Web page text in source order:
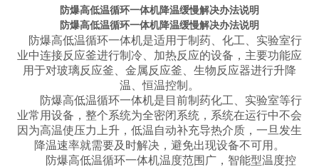
防爆高低温循环一体机降温缓慢解决办法说明
防爆高低温循环一体机降温缓慢解决办法说明
防爆高低温循环一体机是适用于制药、化工、实验室行
业中连接反应釜进行制冷、加热反应的设备，主要功能应
用于对玻璃反应釜、金属反应釜、生物反应器进行升降
温、恒温控制。
防爆高低温循环一体机是目前制药化工、实验室等行
业常用设备，整个系统为全密闭系统，系统在运行中不会
因为高温使压力上升，低温自动补充导热介质，一旦发生
降温速率就需要及时解决，避免出现设备不可用。
防爆高低温循环一体机温度范围广，智能型温度控